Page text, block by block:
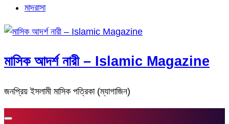
মাদরাসা
মাসিক আদর্শ নারী – Islamic Magazine
জনপ্রিয় ইসলামী মাসিক পত্রিকা (ম্যাগাজিন)